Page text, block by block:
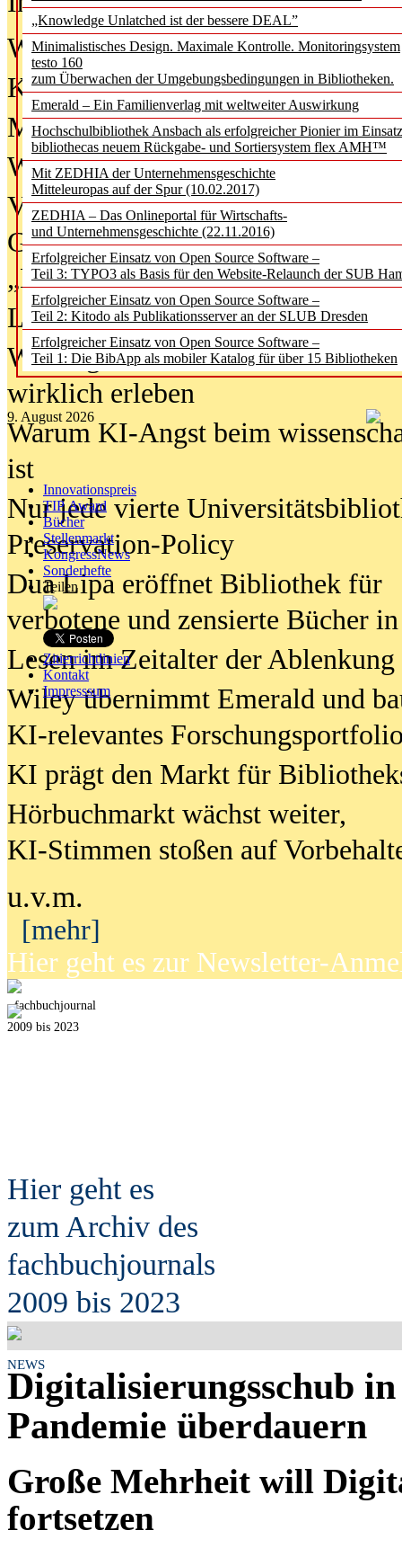
„Knowledge Unlatched ist der bessere DEAL”
Minimalistisches Design. Maximale Kontrolle. Monitoringsystem
testo 160
zum Überwachen der Umgebungsbedingungen in Bibliotheken.
Emerald – Ein Familienverlag mit weltweiter Auswirkung
Hochschulbibliothek Ansbach als erfolgreicher Pionier im
bibliothecas neuem Rückgabe- und Sortiersystem flex AMH™
Mit ZEDHIA der Unternehmensgeschichte
Mitteleuropas auf der Spur (10.02.2017)
ZEDHIA – Das Onlineportal für Wirtschafts-
und Unternehmensgeschichte (22.11.2016)
Erfolgreicher Einsatz von Open Source Software –
Teil 3: TYPO3 als Basis für den Website-Relaunch der SUB
Erfolgreicher Einsatz von Open Source Software –
Teil 2: Kitodo als Publikationsserver an der SLUB Dresden
Erfolgreicher Einsatz von Open Source Software –
Teil 1: Die BibApp als mobiler Katalog für über 15 Bibliotheken
9. August 2026
Innovationspreis
TIP Award
Bücher
Stellenmarkt
KongressNews
Sonderhefte
Teilen
Zitierrichtlinien
Kontakt
Impresssum
Was Hochschul­bibliotheken von
Kinder in der digitalen Welt
Metadaten als Infrastruktur
Wenn Bots katalogisieren
Von Abschlusskleidern bis
Geisterjagd-Ausrüstung in der
„Library of Things“ unterwegs
Lesen als Infrastrukturaufgabe
Wie Jugendliche Social Media
wirklich erleben
Warum KI-Angst beim
ist
Nur jede vierte
Preservation-Policy
Dua Lipa eröffnet Bibliothek für
verbotene und zensierte Bücher
Lesen im Zeitalter der Ablenkung
Wiley übernimmt Emerald und
KI-relevantes
KI prägt den Markt für
Hörbuchmarkt wächst weiter,
KI-Stimmen stoßen auf
u.v.m.
[mehr]
Hier geht es zur Newsletter-
fachbuchjournal
2009 bis 2023
Hier geht es
zum Archiv des
fachbuchjournals
2009 bis 2023
NEWS
Digitalisierungsschub
Pandemie überdauern
Große Mehrheit will
fortsetzen